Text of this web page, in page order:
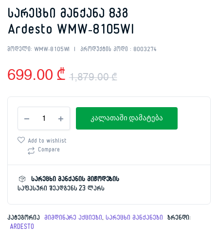
სარეცხი მანქანა 8კგ
Ardesto WMW-8105WI
მოდელი: WMW-8105WI პროდუქტის კოდი : 8003274
1,879.00₾
Original
price
1,879.00 ₾.
699.00 ₾
Current
price
699.00 ₾.
მანქანა
8კგ
Ardesto WMW-
8105WI
კალათაში დამატება
Add to wishlist
Compare
სარეცხი მანქანის მიწოდების
საფასური შეადგენს 23 ლარს
კატეგორია მიმდინარე აქციები,სარეცხი მანქანები ბრენდი:
ARDESTO